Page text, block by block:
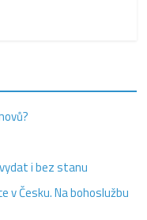
i bez stanu
v Česku. Na bohoslužbu